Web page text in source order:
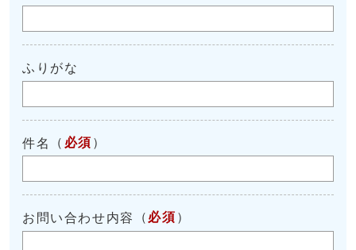
ふりがな
件名 （ 必須 ）
お問い合わせ内容 （ 必須 ）